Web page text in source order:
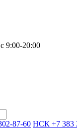
9:00-20:00
87-60 НСК +7 383